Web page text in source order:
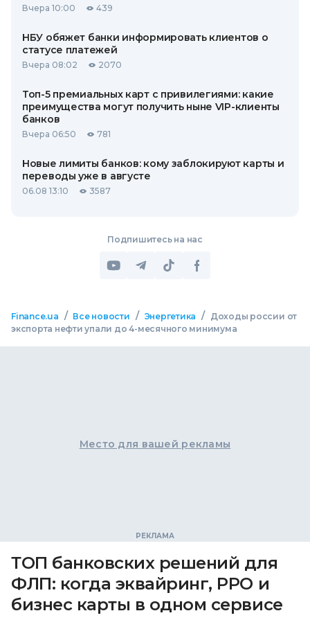
Вчера 10:00 439
НБУ обяжет банки информировать клиентов о
статусе платежей
Вчера 08:02 2070
Топ-5 премиальных карт с привилегиями: какие
преимущества могут получить ныне VIP-клиенты
банков
Вчера 06:50 781
Новые лимиты банков: кому заблокируют карты и
переводы уже в августе
06.08 13:10 3587
Подпишитесь на нас
Finance.ua / Все новости / Энергетика /
Доходы россии от
экспорта нефти упали до 4-месячного минимума
Место для вашей рекламы
ТОП банковских решений для
ФЛП: когда эквайринг, РРО и
бизнес карты в одном сервисе